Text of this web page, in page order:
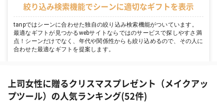
絞り込み検索機能でシーンに適切なギフトを表示
tanpではシーンに合わせた独自の絞り込み検索機能がついています。
最適なギフトが見つかるwebサイトならではのサービスで探しやすさ満
点！シーンだけでなく、年代や関係性からも絞り込めるので、その人に
合わせた最適なギフトを提案します。
上司女性に贈るクリスマスプレゼント（メイクアッ
プツール）の人気ランキング(52件)